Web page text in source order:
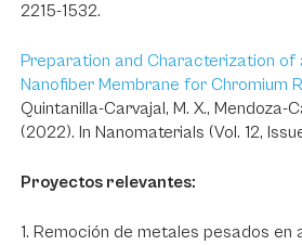
2215-1532.
Preparation and Characterization
Nanofiber Membrane for Chromium
Quintanilla-Carvajal, M. X., Mendoza-
(2022). In Nanomaterials (Vol. 12,
Proyectos relevantes:
1. Remoción de metales pesados